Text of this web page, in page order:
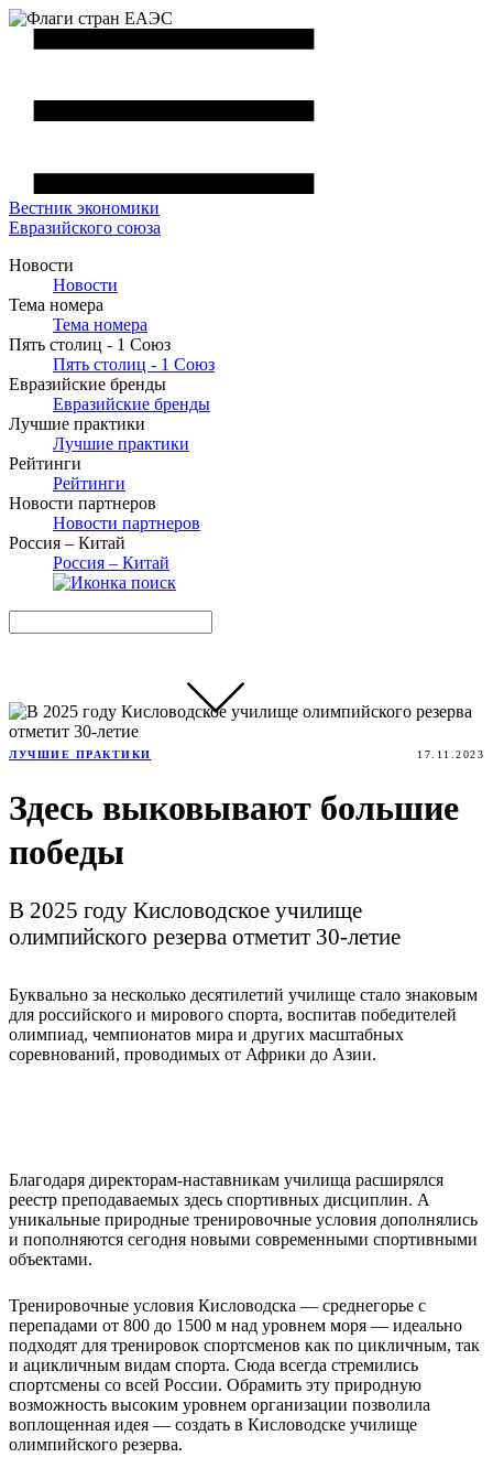
Вестник экономики
Евразийского союза
Новости
Новости
Тема номера
Тема номера
Пять столиц - 1 Союз
Пять столиц - 1 Союз
Евразийские бренды
Евразийские бренды
Лучшие практики
Лучшие практики
Рейтинги
Рейтинги
Новости партнеров
Новости партнеров
Россия – Китай
Россия – Китай
ЛУЧШИЕ ПРАКТИКИ 17.11.2023
Здесь выковывают большие
победы
В 2025 году Кисловодское училище
олимпийского резерва отметит 30-летие
Буквально за несколько десятилетий училище стало знаковым
для российского и мирового спорта, воспитав победителей
олимпиад, чемпионатов мира и других масштабных
соревнований, проводимых от Африки до Азии.
Благодаря директорам-наставникам училища расширялся
реестр преподаваемых здесь спортивных дисциплин. А
уникальные природные тренировочные условия дополнялись
и пополняются сегодня новыми современными спортивными
объектами.
Тренировочные условия Кисловодска — среднегорье с
перепадами от 800 до 1500 м над уровнем моря — идеально
подходят для тренировок спортсменов как по цикличным, так
и ацикличным видам спорта. Сюда всегда стремились
спортсмены со всей России. Обрамить эту природную
возможность высоким уровнем организации позволила
воплощенная идея — создать в Кисловодске училище
олимпийского резерва.